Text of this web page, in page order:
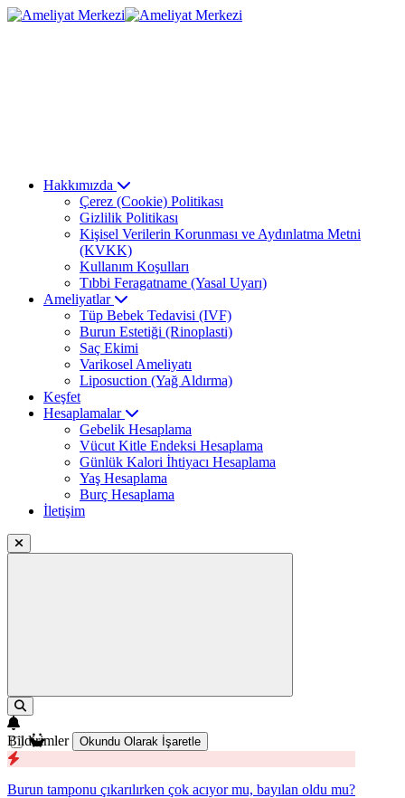
Hakkımızda
Çerez (Cookie) Politikası
Gizlilik Politikası
Kişisel Verilerin Korunması ve Aydınlatma Metni
(KVKK)
Kullanım Koşulları
Tıbbi Feragatname (Yasal Uyarı)
Ameliyatlar
Tüp Bebek Tedavisi (IVF)
Burun Estetiği (Rinoplasti)
Saç Ekimi
Varikosel Ameliyatı
Liposuction (Yağ Aldırma)
Keşfet
Hesaplamalar
Gebelik Hesaplama
Vücut Kitle Endeksi Hesaplama
Günlük Kalori İhtiyacı Hesaplama
Yaş Hesaplama
Burç Hesaplama
İletişim
Bildirimler Okundu Olarak İşaretle
Burun tamponu çıkarılırken çok acıyor mu, bayılan oldu mu?